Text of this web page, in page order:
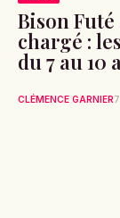
Bison
chargé :
du 7 au 10
CLÉMENCE GARNIER